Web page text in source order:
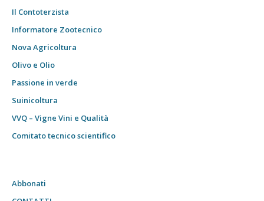
Il Contoterzista
Informatore Zootecnico
Nova Agricoltura
Olivo e Olio
Passione in verde
Suinicoltura
VVQ – Vigne Vini e Qualità
Comitato tecnico scientifico
Abbonati